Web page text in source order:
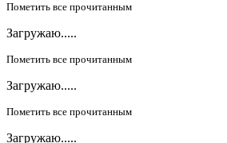
Пометить все прочитанным
Загружаю.....
Пометить все прочитанным
Загружаю.....
Пометить все прочитанным
Загружаю.....